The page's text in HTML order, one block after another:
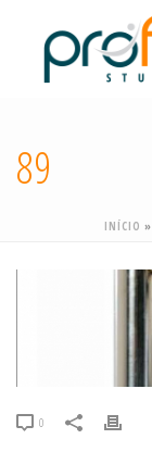
89
INÍCIO »
0